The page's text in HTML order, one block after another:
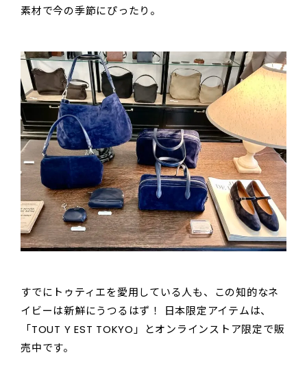
素材で今の季節にぴったり。
すでにトゥティエを愛用している人も、この知的なネ
イビーは新鮮にうつるはず！ 日本限定アイテムは、
「TOUT Y EST TOKYO」とオンラインストア限定で販
売中です。